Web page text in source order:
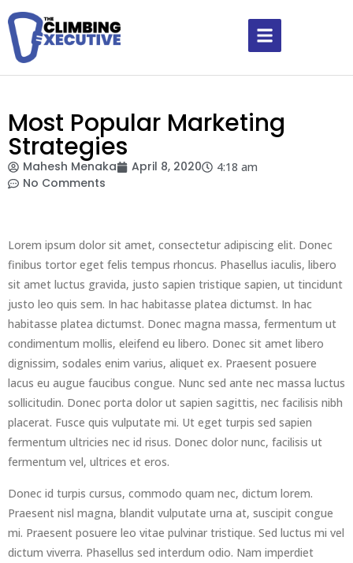
Most Popular Marketing
Strategies
Mahesh Menaka April 8, 2020 4:18 am
No Comments
Lorem ipsum dolor sit amet, consectetur adipiscing elit. Donec
finibus tortor eget felis tempus rhoncus. Phasellus iaculis, libero
sit amet luctus gravida, justo sapien tristique sapien, ut tincidunt
justo leo quis sem. In hac habitasse platea dictumst. In hac
habitasse platea dictumst. Donec magna massa, fermentum ut
condimentum mollis, eleifend eu libero. Donec sit amet libero
dignissim, sodales enim varius, aliquet ex. Praesent posuere
lacus eu augue faucibus congue. Nunc sed ante nec massa luctus
sollicitudin. Donec porta dolor ut sapien sagittis, nec facilisis nibh
placerat. Fusce quis vulputate mi. Ut eget turpis sed sapien
fermentum ultricies nec id risus. Donec dolor nunc, facilisis ut
fermentum vel, ultrices et eros.
Donec id turpis cursus, commodo quam nec, dictum lorem.
Praesent nisl magna, blandit vulputate urna at, suscipit congue
mi. Praesent posuere leo vitae pulvinar tristique. Sed luctus mi vel
dictum viverra. Phasellus sed interdum odio. Nam imperdiet